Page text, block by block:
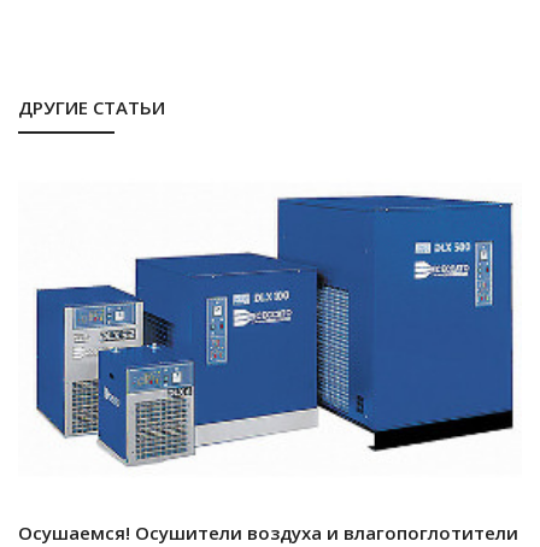
ДРУГИЕ СТАТЬИ
Осушаемся! Осушители воздуха и влагопоглотители